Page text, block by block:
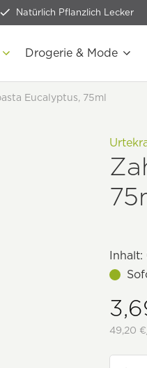
Natürlich Pflanzlich Lecker
Drogerie & Mode
Eucalyptus, 75ml
Inhalt:
49,20